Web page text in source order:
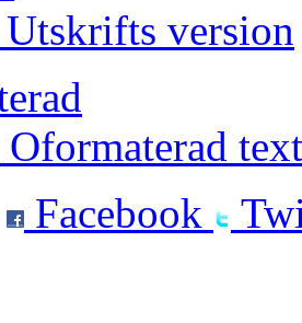
Utskrifts version
Oformaterad text
Facebook